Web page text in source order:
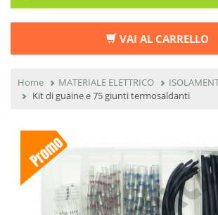
VAI AL CARRELLO
Home MATERIALE ELETTRICO
Kit di guaine e 75 giunti termosaldanti